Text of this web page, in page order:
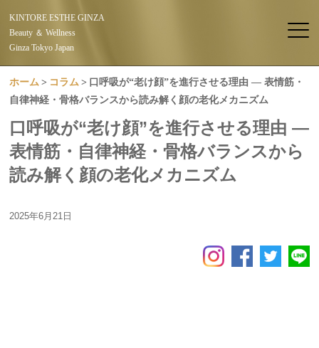
KINTORE ESTHE GINZA
Beauty ＆ Wellness
Ginza Tokyo Japan
ホーム コラム
口呼吸が“老け顔”を進行させる理由 ― 表情筋・
自律神経・骨格バランスから読み解く顔の老化メカニズム
口呼吸が“老け顔”を進行させる理由 ―
表情筋・自律神経・骨格バランスから
読み解く顔の老化メカニズム
2025年6月21日